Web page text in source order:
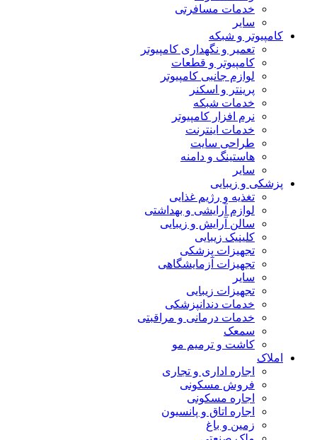
خدمات مسافرتی
سایر
کامپیوتر و شبکه
تعمیر و نگهداری کامپیوتر
کامپیوتر و قطعات
لوازم جانبی کامپیوتر
پرینتر و اسکنر
خدمات شبکه
نرم افزار کامپیوتر
خدمات اینترنت
طراحی سایت
هاستینگ و دامنه
سایر
پزشکی و زیبایی
تغذیه و رژیم غذایی
لوازم آرایشی و بهداشتی
سالن آرایش و زیبایی
کلینیک زیبایی
تجهیزات پزشکی
تجهیزات آزمایشگاهی
سایر
تجهیزات زیبایی
خدمات دندانپزشکی
خدمات درمانی و مراقبتی
سمعک
کاشت و ترمیم مو
املاک
اجاره اداری و تجاری
فروش مسکونی
اجاره مسکونی
اجاره اتاق و پانسیون
زمین و باغ